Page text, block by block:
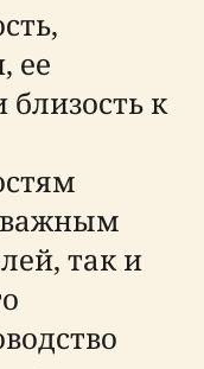
ее
к
важным
так и